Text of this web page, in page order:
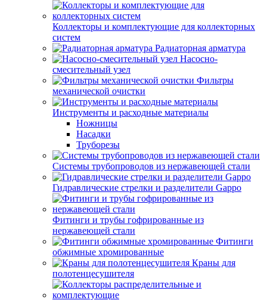
Коллекторы и комплектующие для коллекторных
систем
Радиаторная арматура
Насосно-
смесительный узел
Фильтры
механической очистки
Инструменты и расходные материалы
Ножницы
Насадки
Труборезы
Системы трубопроводов из нержавеющей стали
Гидравлические стрелки и разделители Gappo
Фитинги и трубы гофрированные из
нержавеющей стали
Фитинги
обжимные хромированные
Краны для
полотенцесушителя